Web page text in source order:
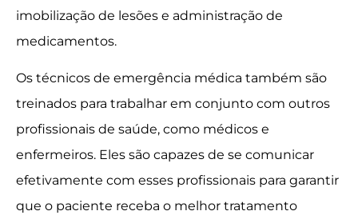
imobilização de lesões e administração de
medicamentos.
Os técnicos de emergência médica também são
treinados para trabalhar em conjunto com outros
profissionais de saúde, como médicos e
enfermeiros. Eles são capazes de se comunicar
efetivamente com esses profissionais para garantir
que o paciente receba o melhor tratamento